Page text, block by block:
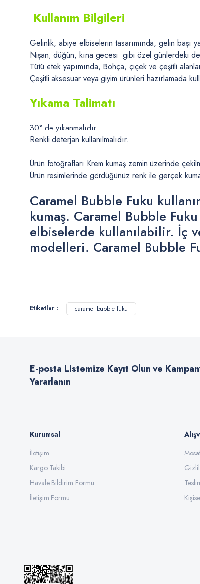
Kullanım Bilgileri
Gelinlik, abiye elbiselerin tasarımında, gelin başı
Nişan, düğün, kına gecesi gibi özel günlerdeki
Tütü etek yapımında, Bohça, çiçek ve çeşitli
Çeşitli aksesuar veya giyim ürünleri hazırlamada
Yıkama Talimatı
30° de yıkanmalıdır.
Renkli deterjan kullanılmalıdır.
Ürün fotoğrafları Krem kumaş zemin üzerinde
Ürün resimlerinde gördüğünüz renk ile gerçek
Caramel Bubble Fuku
kumaş. Caramel Bubble
elbiselerde kullanılabilir. İç
modelleri. Caramel Bubble
Ürün resmi kalitesiz, bozuk veya görüntülenemiyor.
Ürün fiyatı diğer sitelerden daha pahalı.
Bu ürüne benzer farklı alternatifler olmalı.
Etiketler : caramel bubble fuku
E-posta Listemize Kayıt Olun ve
Yararlanın
Kurumsal
İletişim
Kargo Takibi
Havale Bildirim Formu
İletişim Formu